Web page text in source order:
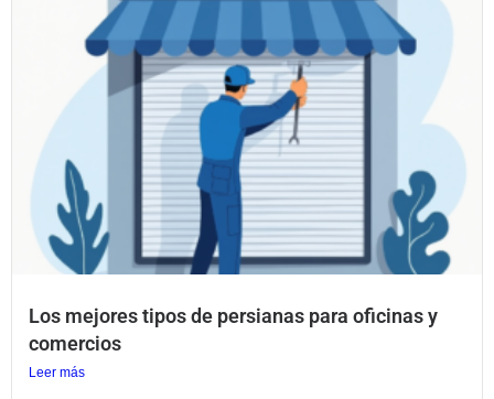
Los mejores tipos de persianas para oficinas y
comercios
Leer más